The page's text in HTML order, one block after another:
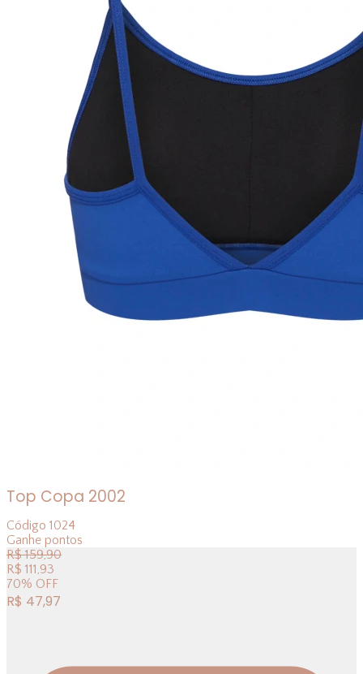
Top Copa 2002
Código 1024
Ganhe pontos
R$159,90
R$ 111,93
70% OFF
R$ 47,97